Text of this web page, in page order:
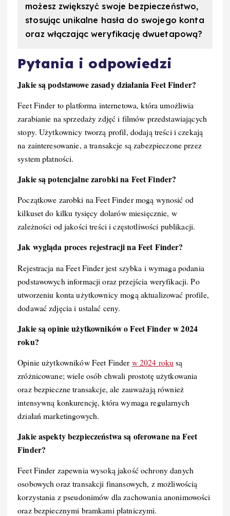
możesz zwiększyć swoje bezpieczeństwo,
stosując unikalne hasła do swojego konta
oraz włączając weryfikację dwuetapową?
Pytania i odpowiedzi
Jakie są podstawowe zasady działania Feet Finder?
Feet Finder to platforma internetowa, która umożliwia
zarabianie na sprzedaży zdjęć i filmów przedstawiających
stopy. Użytkownicy tworzą profil, dodają treści i czekają
na zainteresowanie, a transakcje są zabezpieczone przez
system płatności.
Jakie są potencjalne zarobki na Feet Finder?
Początkowe zarobki na Feet Finder mogą wynosić od
kilkuset do kilku tysięcy dolarów miesięcznie, w
zależności od jakości treści i częstotliwości publikacji.
Jak wygląda proces rejestracji na Feet Finder?
Rejestracja na Feet Finder jest szybka i wymaga podania
podstawowych informacji oraz przejścia weryfikacji. Po
utworzeniu konta użytkownicy mogą aktualizować profile,
dodawać zdjęcia i ustalać ceny.
Jakie są opinie użytkowników o Feet Finder w 2024
roku?
Opinie użytkowników Feet Finderw 2024 roku są
zróżnicowane; wiele osób chwali prostotę użytkowania
oraz bezpieczne transakcje, ale zauważają również
intensywną konkurencję, która wymaga regularnych
działań marketingowych.
Jakie aspekty bezpieczeństwa są oferowane na Feet
Finder?
Feet Finder zapewnia wysoką jakość ochrony danych
osobowych oraz transakcji finansowych, z możliwością
korzystania z pseudonimów dla zachowania anonimowości
oraz bezpiecznymi bramkami płatniczymi.